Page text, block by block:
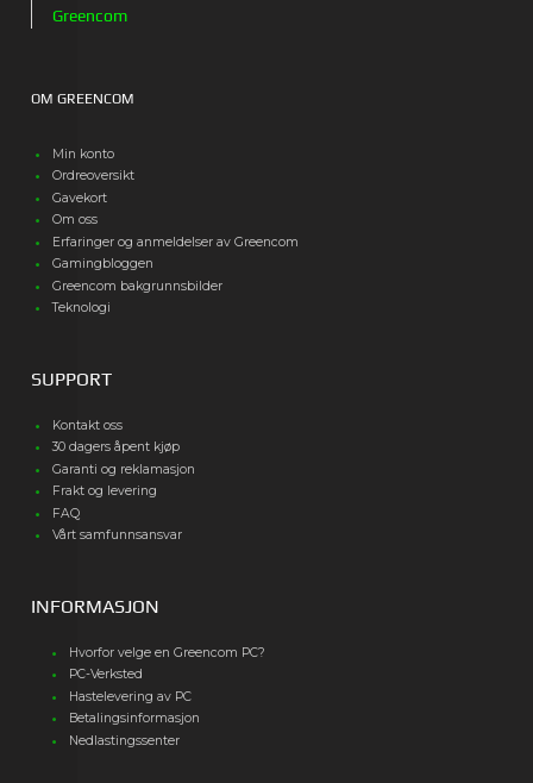
Greencom
OM GREENCOM
Min konto
Ordreoversikt
Gavekort
Om oss
Erfaringer og anmeldelser av Greencom
Gamingbloggen
Greencom bakgrunnsbilder
Teknologi
SUPPORT
Kontakt oss
30 dagers åpent kjøp
Garanti og reklamasjon
Frakt og levering
FAQ
Vårt samfunnsansvar
INFORMASJON
Hvorfor velge en Greencom PC?
PC-Verksted
Hastelevering av PC
Betalingsinformasjon
Nedlastingssenter